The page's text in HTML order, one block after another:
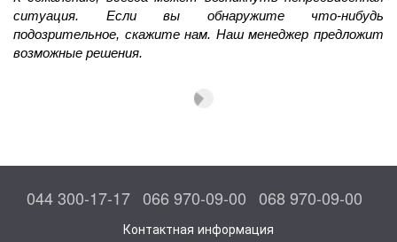
ситуация. Если вы обнаружите что-нибудь
подозрительное, скажите нам. Наш менеджер предложит
возможные решения.
044 300-17-17 066 970-09-00 068 970-09-00
Контактная информация